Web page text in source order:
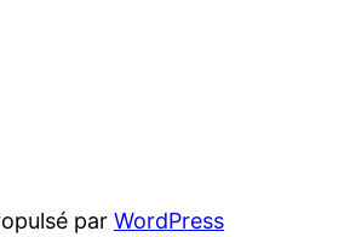
par WordPress